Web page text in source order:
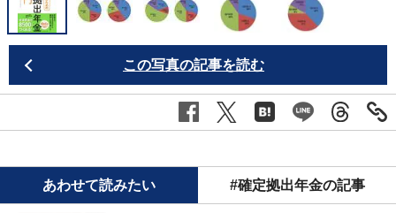
この写真の記事を読む
あわせて読みたい #確定拠出年金の記事